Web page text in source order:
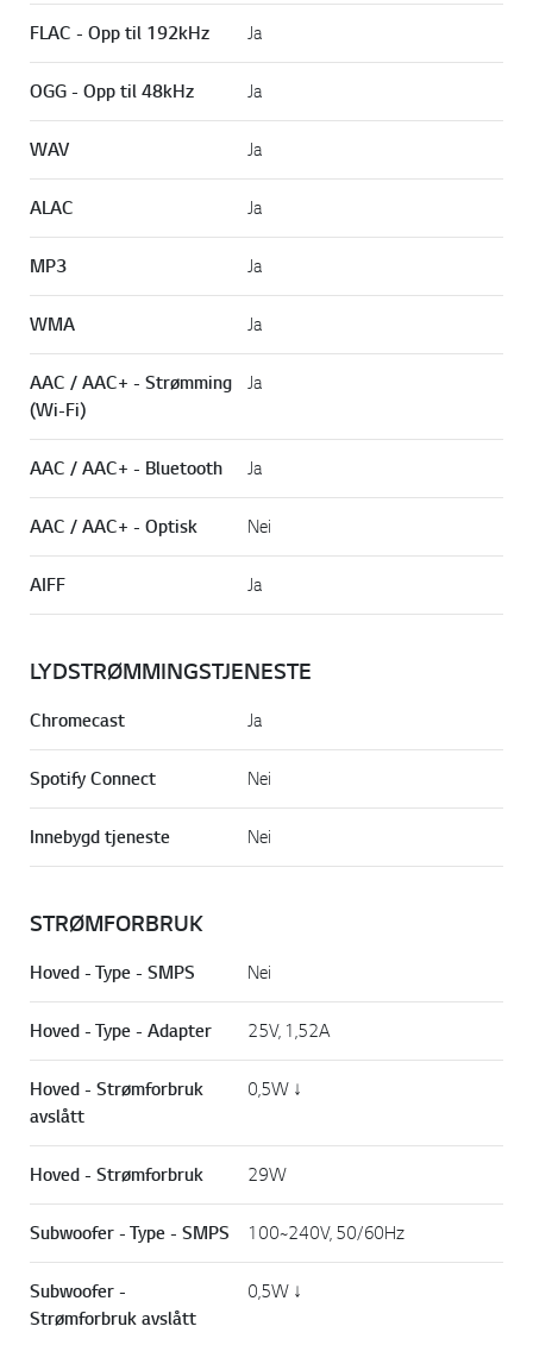
FLAC - Opp til 192kHz Ja
OGG - Opp til 48kHz Ja
WAV Ja
ALAC Ja
MP3 Ja
WMA Ja
AAC / AAC+ - Strømming
(Wi-Fi)
Ja
AAC / AAC+ - Bluetooth Ja
AAC / AAC+ - Optisk Nei
AIFF Ja
LYDSTRØMMINGSTJENESTE
Chromecast Ja
Spotify Connect Nei
Innebygd tjeneste Nei
STRØMFORBRUK
Hoved - Type - SMPS Nei
Hoved - Type - Adapter 25V, 1,52A
Hoved - Strømforbruk
avslått
0,5W ↓
Hoved - Strømforbruk 29W
Subwoofer - Type - SMPS 100~240V, 50/60Hz
Subwoofer -
Strømforbruk avslått
0,5W ↓